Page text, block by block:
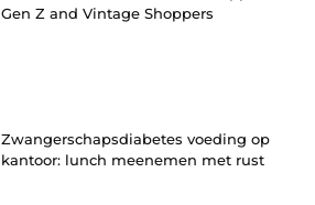
Gen Z and Vintage Shoppers
Zwangerschapsdiabetes voeding op
kantoor: lunch meenemen met rust